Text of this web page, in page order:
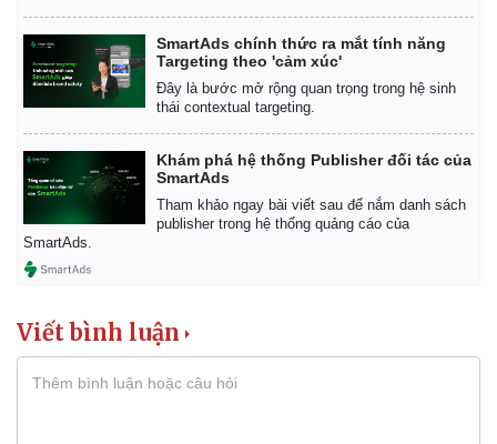
SmartAds chính thức ra mắt tính năng
Targeting theo 'cảm xúc'
Đây là bước mở rộng quan trọng trong hệ sinh
thái contextual targeting.
Khám phá hệ thống Publisher đối tác của
SmartAds
Tham khảo ngay bài viết sau để nắm danh sách
publisher trong hệ thống quảng cáo của
SmartAds.
Viết bình luận